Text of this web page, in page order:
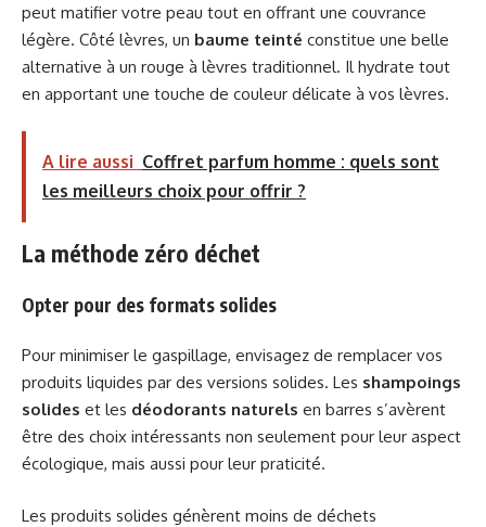
peut matifier votre peau tout en offrant une couvrance
légère. Côté lèvres, un baume teinté constitue une belle
alternative à un rouge à lèvres traditionnel. Il hydrate tout
en apportant une touche de couleur délicate à vos lèvres.
A lire aussi Coffret parfum homme : quels sont
les meilleurs choix pour offrir ?
La méthode zéro déchet
Opter pour des formats solides
Pour minimiser le gaspillage, envisagez de remplacer vos
produits liquides par des versions solides. Les shampoings
solides et les déodorants naturels en barres s’avèrent
être des choix intéressants non seulement pour leur aspect
écologique, mais aussi pour leur praticité.
Les produits solides génèrent moins de déchets